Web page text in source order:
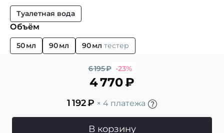
Туалетная вода
Объём
50 мл 90 мл 90 мл тестер
6 195₽ -23%
4 770₽
1 192₽ × 4 платежа
В корзину